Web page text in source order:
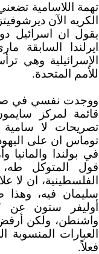
تهمة اللاسامية
الكريه الآن
يقول ان اسرائيل
ايرلندا السابقة
الإسرائيلية وهي
للأمم المتحدة.
ووجدت نفسي في
قائمة لمركز
تصريحات لا سامية
توماس ان على
في بولندا والمانيا
قول المتوكل
الفلسطينية، ان لا
سليمان فيه،
أوليفر ستون عن
واشنطن، ولكن أرفض
العبارات المنسوبة
فعلاً.